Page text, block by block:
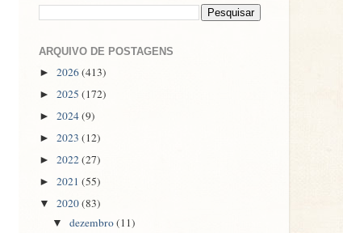
ARQUIVO DE POSTAGENS
► 2026(413)
► 2025 (172)
► 2024(9)
► 2023 (12)
► 2022(27)
► 2021 (55)
▼ 2020(83)
▼dezembro(11)